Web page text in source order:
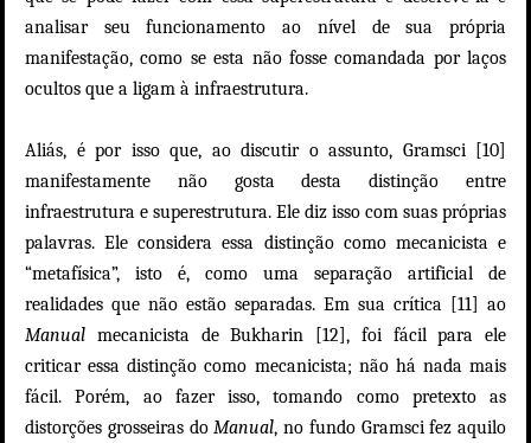
analisar seu funcionamento ao nível de sua própria
manifestação, como se esta não fosse comandada por laços
ocultos que a ligam à infraestrutura.
Aliás, é por isso que, ao discutir o assunto, Gramsci [10]
manifestamente não gosta desta distinção entre
infraestrutura e superestrutura. Ele diz isso com suas próprias
palavras. Ele considera essa distinção como mecanicista e
“metafísica”, isto é, como uma separação artificial de
realidades que não estão separadas. Em sua crítica [11] ao
Manual mecanicista de Bukharin [12], foi fácil para ele
criticar essa distinção como mecanicista; não há nada mais
fácil. Porém, ao fazer isso, tomando como pretexto as
distorções grosseiras doManual, no fundo Gramsci fez aquilo